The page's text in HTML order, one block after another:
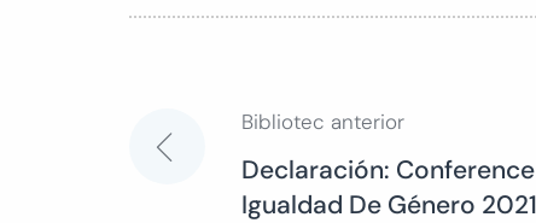
Navegación
Bibliotec anterior
Declaración:
Igualdad De Género 2021